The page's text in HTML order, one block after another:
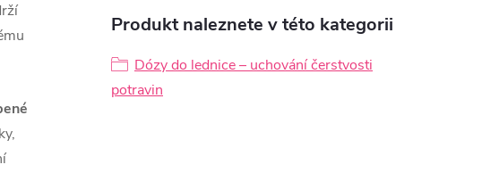
Produkt naleznete v této kategorii
Dózy do lednice – uchování čerstvosti
potravin